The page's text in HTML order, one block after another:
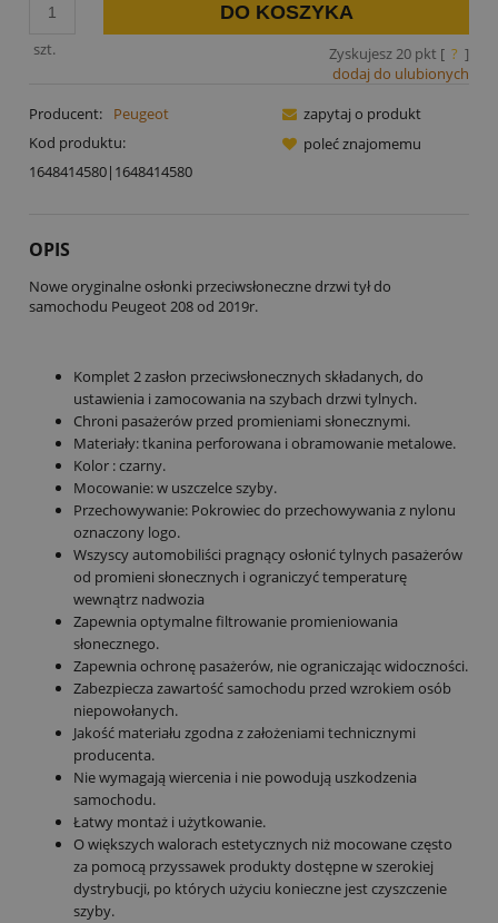
szt.
DO KOSZYKA
Zyskujesz20pkt [ ? ]
dodaj do ulubionych
Producent:
Peugeot
Kod produktu:
1648414580|1648414580
zapytaj o produkt
poleć znajomemu
OPIS
Nowe oryginalne osłonki przeciwsłoneczne drzwi tył do
samochodu Peugeot 208 od 2019r.
Komplet 2 zasłon przeciwsłonecznych składanych, do
ustawienia i zamocowania na szybach drzwi tylnych.
Chroni pasażerów przed promieniami słonecznymi.
Materiały: tkanina perforowana i obramowanie metalowe.
Kolor : czarny.
Mocowanie: w uszczelce szyby.
Przechowywanie: Pokrowiec do przechowywania z nylonu
oznaczony logo.
Wszyscy automobiliści pragnący osłonić tylnych pasażerów
od promieni słonecznych i ograniczyć temperaturę
wewnątrz nadwozia
Zapewnia optymalne filtrowanie promieniowania
słonecznego.
Zapewnia ochronę pasażerów, nie ograniczając widoczności.
Zabezpiecza zawartość samochodu przed wzrokiem osób
niepowołanych.
Jakość materiału zgodna z założeniami technicznymi
producenta.
Nie wymagają wiercenia i nie powodują uszkodzenia
samochodu.
Łatwy montaż i użytkowanie.
O większych walorach estetycznych niż mocowane często
za pomocą przyssawek produkty dostępne w szerokiej
dystrybucji, po których użyciu konieczne jest czyszczenie
szyby.